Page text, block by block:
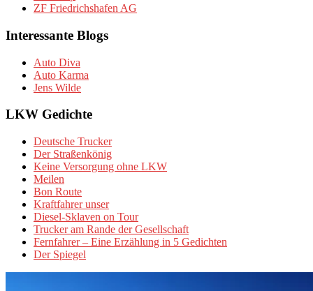
ZF Friedrichshafen AG
Interessante Blogs
Auto Diva
Auto Karma
Jens Wilde
LKW Gedichte
Deutsche Trucker
Der Straßenkönig
Keine Versorgung ohne LKW
Meilen
Bon Route
Kraftfahrer unser
Diesel-Sklaven on Tour
Trucker am Rande der Gesellschaft
Fernfahrer – Eine Erzählung in 5 Gedichten
Der Spiegel